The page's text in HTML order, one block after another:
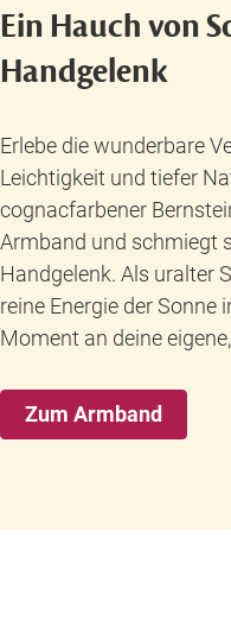
Ein Hauch von
Handgelenk
Erlebe die wunderbare
Leichtigkeit und tiefer
cognacfarbener
Armband und schmiegt
Handgelenk. Als uralter
reine Energie der Sonne
Moment an deine
Zum Armband